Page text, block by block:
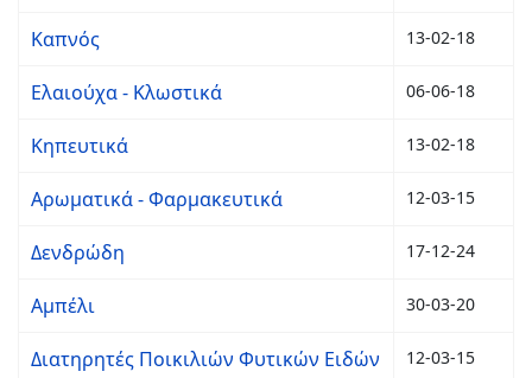
Καπνός 13-02-18
Ελαιούχα - Κλωστικά 06-06-18
Κηπευτικά 13-02-18
Αρωματικά - Φαρμακευτικά 12-03-15
Δενδρώδη 17-12-24
Αμπέλι 30-03-20
Διατηρητές Ποικιλιών Φυτικών Ειδών 12-03-15